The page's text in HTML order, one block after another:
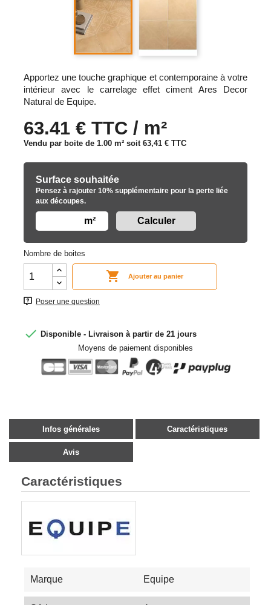
Apportez une touche graphique et contemporaine à votre
intérieur avec le carrelage effet ciment Ares Decor
Natural de Equipe.
63.41 € TTC / m²
Vendu par boite de 1.00 m² soit 63,41 € TTC
Surface souhaitée
Pensez à rajouter 10% supplémentaire pour la perte liée
aux découpes.
m²
Nombre de boites
 Ajouter au panier
Poser une question
 Disponible - Livraison à partir de 21 jours
Moyens de paiement disponibles
Infos générales Caractéristiques
Avis
Caractéristiques
Marque Equipe